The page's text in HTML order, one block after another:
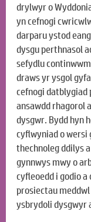
drylwyr o
yn cefnogi
darparu ystod
dysgu perthnasol
sefydlu
draws yr ysgol
cefnogi datblygiad
ansawdd rhagorol
dysgwr. Bydd hyn
cyflwyniad o wersi
thechnoleg ddilys
gynnwys mwy o
cyfleoedd i godio
prosiectau
ysbrydoli dysgwyr